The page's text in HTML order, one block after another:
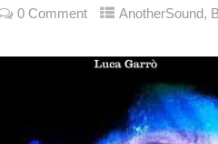
0 Comment AnotherSound